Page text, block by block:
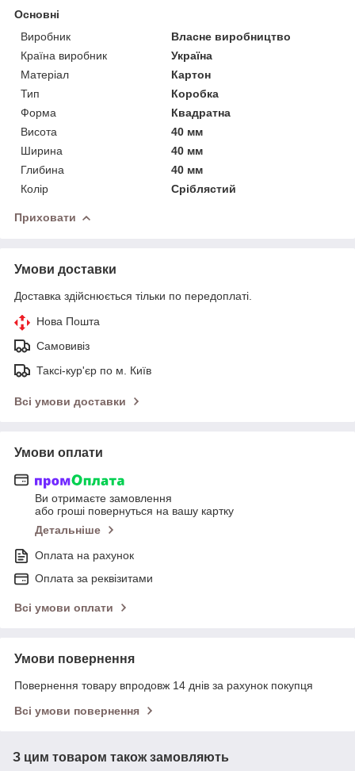
Основні
Виробник
Власне виробництво
Країна виробник
Україна
Матеріал
Картон
Тип
Коробка
Форма
Квадратна
Висота
40 мм
Ширина
40 мм
Глибина
40 мм
Колір
Сріблястий
Приховати
Умови доставки
Доставка здійснюється тільки по передоплаті.
Нова Пошта
Самовивіз
Таксі-кур'єр по м. Київ
Всі умови доставки
Умови оплати
Ви отримаєте замовлення
або гроші повернуться на вашу картку
Детальніше
Оплата на рахунок
Оплата за реквізитами
Всі умови оплати
Умови повернення
Повернення товару впродовж 14 днів за рахунок покупця
Всі умови повернення
З цим товаром також замовляють